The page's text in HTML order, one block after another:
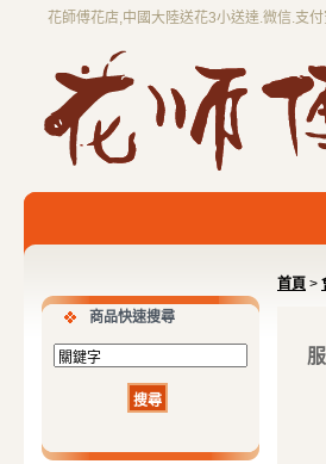
花師傅花店,中國大陸送花3小送達.微信.支
商品快速搜尋
首頁 >